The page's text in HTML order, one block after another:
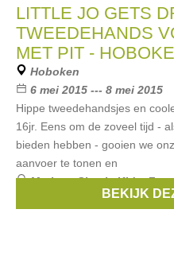
LITTLE JO GETS
TWEEDEHANDS
MET PIT -
Hoboken
6 mei 2015 --- 8 mei 2015
Hippe tweedehandsjes en
16jr. Eens om de zoveel tijd -
bieden hebben - gooien we
aanvoer te tonen en
Merken:Simple Kids,
BEKIJK